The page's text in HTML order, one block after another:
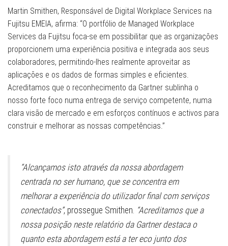
Martin Smithen, Responsável de Digital Workplace Services na
Fujitsu EMEIA, afirma: “O portfólio de Managed Workplace
Services da Fujitsu foca-se em possibilitar que as organizações
proporcionem uma experiência positiva e integrada aos seus
colaboradores, permitindo-lhes realmente aproveitar as
aplicações e os dados de formas simples e eficientes.
Acreditamos que o reconhecimento da Gartner sublinha o
nosso forte foco numa entrega de serviço competente, numa
clara visão de mercado e em esforços contínuos e activos para
construir e melhorar as nossas competências.”
“Alcançamos isto através da nossa abordagem
centrada no ser humano, que se concentra em
melhorar a experiência do utilizador final com serviços
conectados”, prossegue Smithen. “Acreditamos que a
nossa posição neste relatório da Gartner destaca o
quanto esta abordagem está a ter eco junto dos